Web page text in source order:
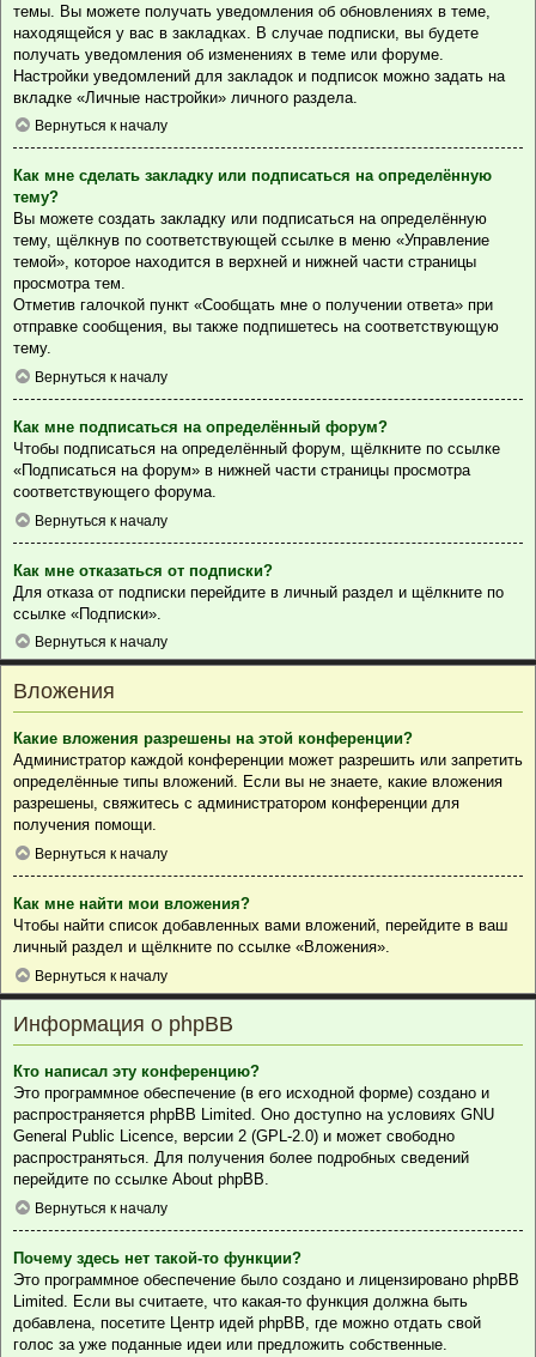
темы. Вы можете получать уведомления об обновлениях в теме,
находящейся у вас в закладках. В случае подписки, вы будете
получать уведомления об изменениях в теме или форуме.
Настройки уведомлений для закладок и подписок можно задать на
вкладке «Личные настройки» личного раздела.
Вернуться к началу
Как мне сделать закладку или подписаться на определённую
тему?
Вы можете создать закладку или подписаться на определённую
тему, щёлкнув по соответствующей ссылке в меню «Управление
темой», которое находится в верхней и нижней части страницы
просмотра тем.
Отметив галочкой пункт «Сообщать мне о получении ответа» при
отправке сообщения, вы также подпишетесь на соответствующую
тему.
Вернуться к началу
Как мне подписаться на определённый форум?
Чтобы подписаться на определённый форум, щёлкните по ссылке
«Подписаться на форум» в нижней части страницы просмотра
соответствующего форума.
Вернуться к началу
Как мне отказаться от подписки?
Для отказа от подписки перейдите в личный раздел и щёлкните по
ссылке «Подписки».
Вернуться к началу
Вложения
Какие вложения разрешены на этой конференции?
Администратор каждой конференции может разрешить или запретить
определённые типы вложений. Если вы не знаете, какие вложения
разрешены, свяжитесь с администратором конференции для
получения помощи.
Вернуться к началу
Как мне найти мои вложения?
Чтобы найти список добавленных вами вложений, перейдите в ваш
личный раздел и щёлкните по ссылке «Вложения».
Вернуться к началу
Информация о phpBB
Кто написал эту конференцию?
Это программное обеспечение (в его исходной форме) создано и
распространяется phpBB Limited. Оно доступно на условиях GNU
General Public Licence, версии 2 (GPL-2.0) и может свободно
распространяться. Для получения более подробных сведений
перейдите по ссылке About phpBB.
Вернуться к началу
Почему здесь нет такой-то функции?
Это программное обеспечение было создано и лицензировано phpBB
Limited. Если вы считаете, что какая-то функция должна быть
добавлена, посетите Центр идей phpBB, где можно отдать свой
голос за уже поданные идеи или предложить собственные.